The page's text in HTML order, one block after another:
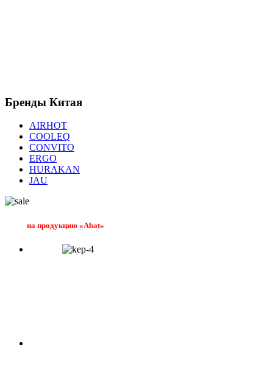
Бренды Китая
AIRHOT
COOLEQ
CONVITO
ERGO
HURAKAN
JAU
на продукцию «Abat»